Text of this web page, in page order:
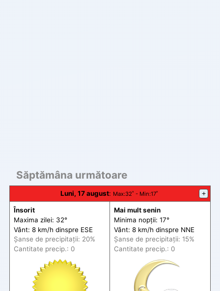
Săptămâna următoare
Luni, 17 august: Max:32˚ - Min:17˚ +
Însorit
Maxima zilei: 32°
Vânt: 8 km/h dinspre ESE
Șanse de precipitații: 20%
Cantitate precip.: 0
Mai mult senin
Minima nopții: 17°
Vânt: 8 km/h dinspre NNE
Șanse de precipitații: 15%
Cantitate precip.: 0